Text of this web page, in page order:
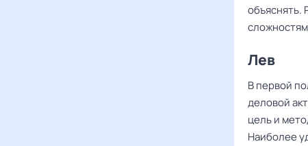
объяснять.
Лев ‌‌
В первой
деловой
цель и
Наиболее